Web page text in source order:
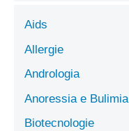
Aids
Allergie
Andrologia
Anoressia e Bulimia
Biotecnologie